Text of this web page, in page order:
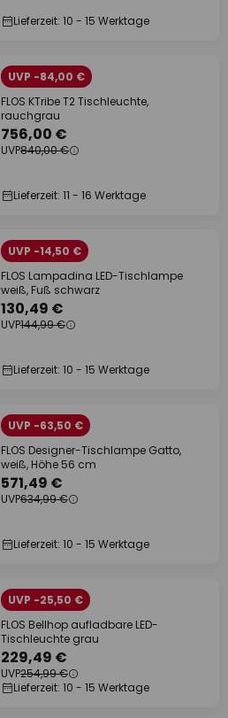
Lieferzeit: 10 - 15 Werktage
UVP -84,00 €
FLOS KTribe T2 Tischleuchte,
rauchgrau
756,00 €
UVP840,00 €
Lieferzeit: 11 - 16 Werktage
UVP -14,50 €
FLOS Lampadina LED-Tischlampe
weiß, Fuß schwarz
130,49 €
UVP144,99 €
Lieferzeit: 10 - 15 Werktage
UVP -63,50 €
FLOS Designer-Tischlampe Gatto,
weiß, Höhe 56 cm
571,49 €
UVP634,99 €
Lieferzeit: 10 - 15 Werktage
UVP -25,50 €
FLOS Bellhop aufladbare LED-
Tischleuchte grau
229,49 €
UVP254,99 €
Lieferzeit: 10 - 15 Werktage